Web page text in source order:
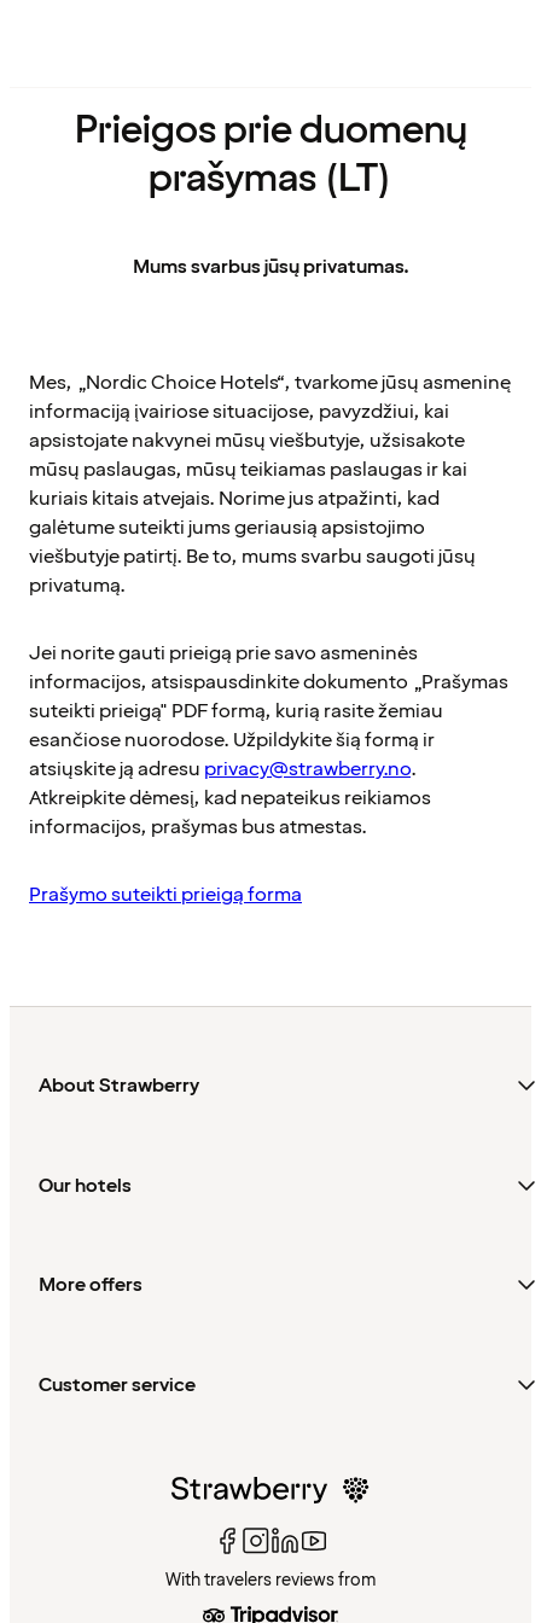
Prieigos prie duomenų
prašymas (LT)
Mums svarbus jūsų privatumas.
Mes, „Nordic Choice Hotels“, tvarkome jūsų asmeninę
informaciją įvairiose situacijose, pavyzdžiui, kai
apsistojate nakvynei mūsų viešbutyje, užsisakote
mūsų paslaugas, mūsų teikiamas paslaugas ir kai
kuriais kitais atvejais. Norime jus atpažinti, kad
galėtume suteikti jums geriausią apsistojimo
viešbutyje patirtį. Be to, mums svarbu saugoti jūsų
privatumą.
Jei norite gauti prieigą prie savo asmeninės
informacijos, atsispausdinkite dokumento „Prašymas
suteikti prieigą" PDF formą, kurią rasite žemiau
esančiose nuorodose. Užpildykite šią formą ir
atsiųskite ją adresu privacy@strawberry.no.
Atkreipkite dėmesį, kad nepateikus reikiamos
informacijos, prašymas bus atmestas.
Prašymo suteikti prieigą forma
About Strawberry
Our hotels
More offers
Customer service
With travelers reviews from